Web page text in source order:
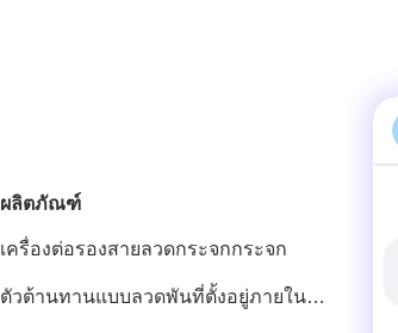
ผลิตภัณฑ์
เครื่องต่อรองสายลวดกระจกกระจก
ตัวต้านทานแบบลวดพันที่ตั้งอยู่ภายใน